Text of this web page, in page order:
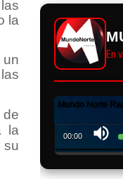
la
un
de
la
En